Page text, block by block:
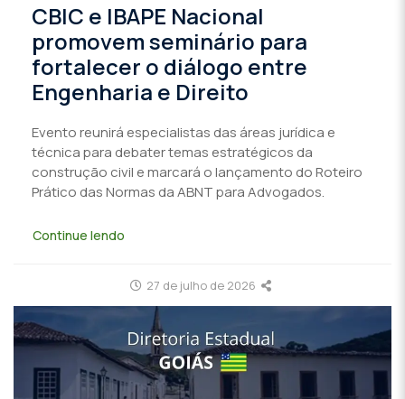
CBIC e IBAPE Nacional
promovem seminário para
fortalecer o diálogo entre
Engenharia e Direito
Evento reunirá especialistas das áreas jurídica e
técnica para debater temas estratégicos da
construção civil e marcará o lançamento do Roteiro
Prático das Normas da ABNT para Advogados.
Continue lendo
27 de julho de 2026